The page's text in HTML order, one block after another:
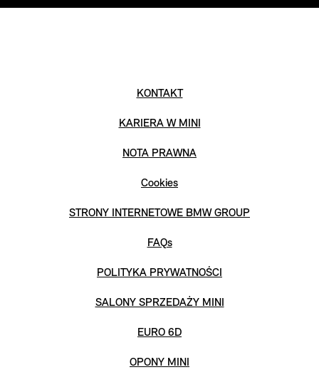
KONTAKT
KARIERA W MINI
NOTA PRAWNA
Cookies
STRONY INTERNETOWE BMW GROUP
FAQs
POLITYKA PRYWATNOŚCI
SALONY SPRZEDAŻY MINI
EURO 6D
OPONY MINI